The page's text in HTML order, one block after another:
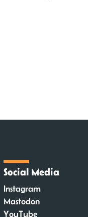
Social Media
Instagram
Mastodon
YouTube